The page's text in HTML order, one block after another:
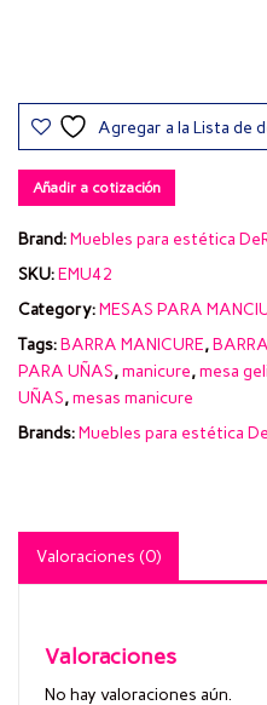
Agregar a la Lista de
Añadir a cotización
Brand:Muebles para estética
SKU:EMU42
Category:MESAS PARA
Tags:BARRA MANICURE,
PARA UÑAS,manicure,mesa
UÑAS,mesas manicure
Brands:Muebles para estética
Valoraciones (0)
Valoraciones
No hay valoraciones aún.